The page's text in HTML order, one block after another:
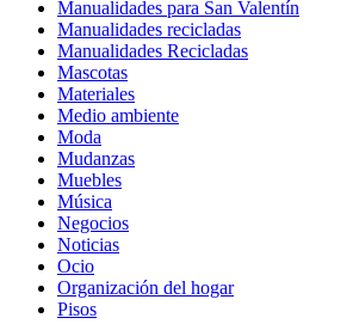
Manualidades para San Valentín
Manualidades recicladas
Manualidades Recicladas
Mascotas
Materiales
Medio ambiente
Moda
Mudanzas
Muebles
Música
Negocios
Noticias
Ocio
Organización del hogar
Pisos